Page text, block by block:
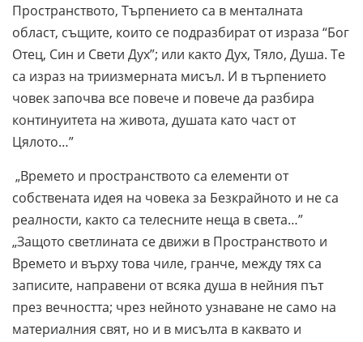
Пространството, Търпението са в менталната
област, същите, които се подразбират от израза “Бог
Отец, Син и Свети Дух”; или както Дух, Тяло, Душа. Те
са израз на триизмерната мисъл. И в търпението
човек започва все повече и повече да разбира
континуитета на живота, душата като част от
Цялото…”
„Времето и пространството са елементи от
собствената идея на човека за Безкрайното и не са
реалности, както са телесните неща в света…”
„Защото светлината се движи в Пространството и
Времето и върху това чиле, гранче, между тях са
записите, направени от всяка душа в нейния път
през вечността; чрез нейното узнаване не само на
материалния свят, но и в мисълта в каквато и